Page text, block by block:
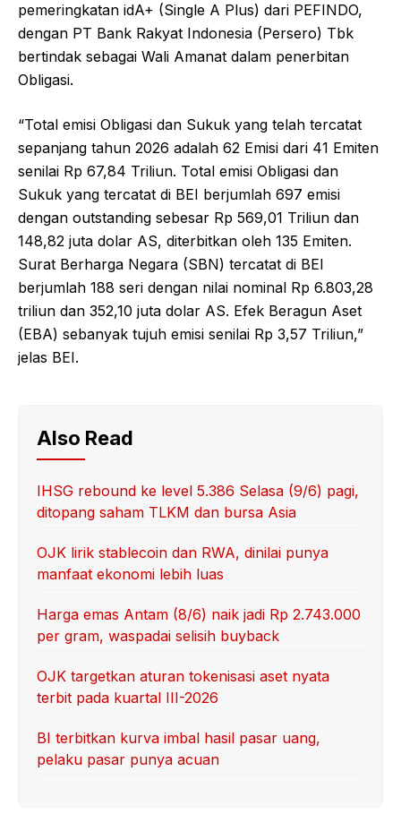
pemeringkatan idA+ (Single A Plus) dari PEFINDO,
dengan PT Bank Rakyat Indonesia (Persero) Tbk
bertindak sebagai Wali Amanat dalam penerbitan
Obligasi.
“Total emisi Obligasi dan Sukuk yang telah tercatat
sepanjang tahun 2026 adalah 62 Emisi dari 41 Emiten
senilai Rp 67,84 Triliun. Total emisi Obligasi dan
Sukuk yang tercatat di BEI berjumlah 697 emisi
dengan outstanding sebesar Rp 569,01 Triliun dan
148,82 juta dolar AS, diterbitkan oleh 135 Emiten.
Surat Berharga Negara (SBN) tercatat di BEI
berjumlah 188 seri dengan nilai nominal Rp 6.803,28
triliun dan 352,10 juta dolar AS. Efek Beragun Aset
(EBA) sebanyak tujuh emisi senilai Rp 3,57 Triliun,”
jelas BEI.
Also Read
IHSG rebound ke level 5.386 Selasa (9/6) pagi,
ditopang saham TLKM dan bursa Asia
OJK lirik stablecoin dan RWA, dinilai punya
manfaat ekonomi lebih luas
Harga emas Antam (8/6) naik jadi Rp 2.743.000
per gram, waspadai selisih buyback
OJK targetkan aturan tokenisasi aset nyata
terbit pada kuartal III-2026
BI terbitkan kurva imbal hasil pasar uang,
pelaku pasar punya acuan